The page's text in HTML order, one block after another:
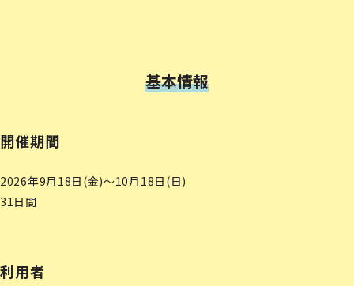
基本情報
開催期間
2026年9月18日(金)〜10月18日(日)
31日間
利用者